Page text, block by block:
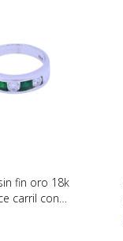
fin oro 18k
carril con